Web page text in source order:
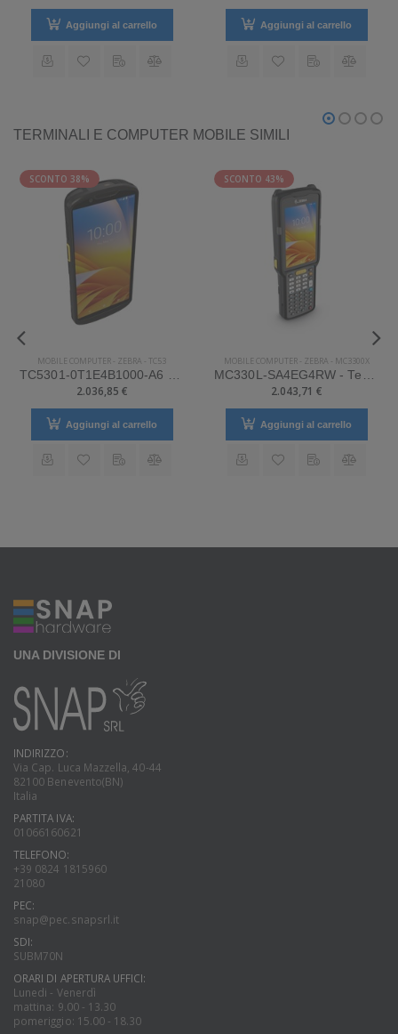
Aggiungi al carrello Aggiungi al carrello
TERMINALI E COMPUTER MOBILE SIMILI
SCONTO 38%
MOBILE COMPUTER - ZEBRA - TC53
2.036,85 €
Aggiungi al carrello
SCONTO 43%
MOBILE COMPUTER- ZEBRA - MC3300X
2.043,71 €
Aggiungi al carrello
UNA DIVISIONE DI
INDIRIZZO:
Via Cap. Luca Mazzella, 40-44
82100 Benevento(BN)
Italia
PARTITA IVA:
01066160621
TELEFONO:
+39 0824 1815960
21080
PEC:
snap@pec.snapsrl.it
SDI:
SUBM70N
ORARI DI APERTURA UFFICI:
Lunedi - Venerdì
mattina: 9.00 - 13.30
pomeriggio: 15.00 - 18.30